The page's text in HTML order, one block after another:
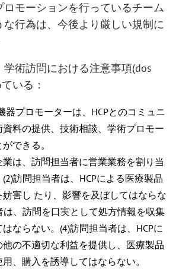
ロモーションを行っているチーム
な行為は、今後より厳しい規制に
学術訪問における注意事項(dos
いる：
プロモーターは、HCPとのコミュニ
料の提供、技術相談、学術プロモー
できる。
は、訪問担当者に営業業務を割り当
訪問担当者は、HCPによる医療製品
害し たり、影響を及ぼしてはならな
は、訪問を口実として処方情報を収集
ならない。(4)訪問担当者は、HCPに
の不適切な利益を提供し、医療製品
、購入を誘導してはならない。